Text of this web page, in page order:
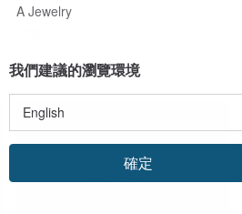
A Jewelry
免運
我們建議的瀏覽環境
確定